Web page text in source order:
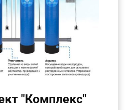
"Комплекс"